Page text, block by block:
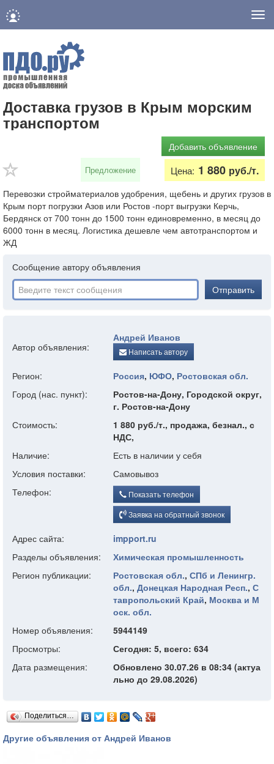
Доставка грузов в Крым морским
транспортом
Добавить объявление
Предложение Цена: 1 880 руб./т.
Перевозки стройматериалов удобрения, щебень и других грузов в
Крым порт погрузки Азов или Ростов -порт выгрузки Керчь,
Бердянск от 700 тонн до 1500 тонн единовременно, в месяц до
6000 тонн в месяц. Логистика дешевле чем автотранспортом и
ЖД
Сообщение автору объявления
Отправить
Автор объявления:
Андрей Иванов
Написать автору
Регион: Россия, ЮФО, Ростовская обл.
Город (нас. пункт):
Ростов-на-Дону, Городской округ,
г. Ростов-на-Дону
Стоимость:
1 880 руб./т., продажа, безнал., с
НДС,
Наличие:
Есть в наличии у себя
Условия поставки:
Самовывоз
Телефон:
Показать телефон
Заявка на обратный звонок
Адрес сайта:
impport.ru
Разделы объявления:
Химическая промышленность
Регион публикации:
Ростовская обл., СПб и Ленингр.
обл., Донецкая Народная Респ., С
тавропольский Край, Москва и М
оск. обл.
Номер объявления:
5944149
Просмотры:
Сегодня: 5, всего: 634
Дата размещения:
Обновлено 30.07.26 в 08:34 (актуа
льно до 29.08.2026)
Поделиться…
Другие объявления от Андрей Иванов